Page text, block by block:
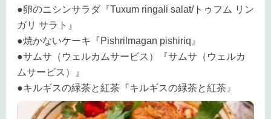
●卵のニシンサラダ『Tuxum ringali salat/トゥフム リン
ガリ サラト』
●焼かないケーキ『Pishrilmagan pishiriq』
●サムサ（ウェルカムサービス）『サムサ（ウェルカ
ムサービス）』
●キルギスの緑茶と紅茶『キルギスの緑茶と紅茶』